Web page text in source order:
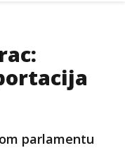
parlamentu